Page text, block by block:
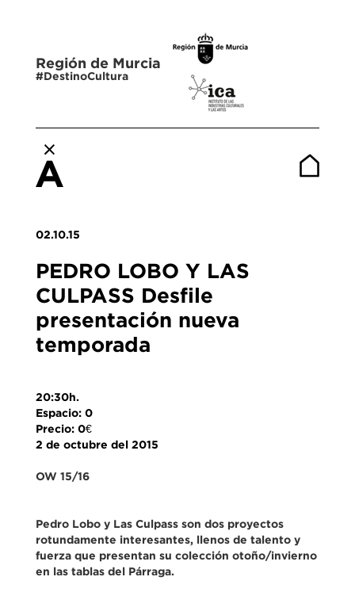
Región de Murcia
#DestinoCultura
02.10.15
PEDRO LOBO Y LAS
CULPASS Desfile
presentación nueva
temporada
20:30h.
Espacio: 0
Precio: 0€
2 de octubre del 2015
OW 15/16
Pedro Lobo y Las Culpass son dos proyectos
rotundamente interesantes, llenos de talento y
fuerza que presentan su colección otoño/invierno
en las tablas del Párraga.